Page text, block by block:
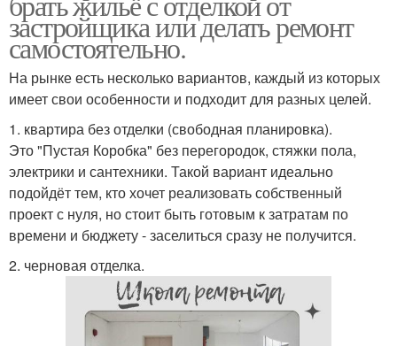
застройщика или делать ремонт
самостоятельно.
На рынке есть несколько вариантов, каждый из которых
имеет свои особенности и подходит для разных целей.
1. квартира без отделки (свободная планировка).
Это "Пустая Коробка" без перегородок, стяжки пола,
электрики и сантехники. Такой вариант идеально
подойдёт тем, кто хочет реализовать собственный
проект с нуля, но стоит быть готовым к затратам по
времени и бюджету - заселиться сразу не получится.
2. черновая отделка.